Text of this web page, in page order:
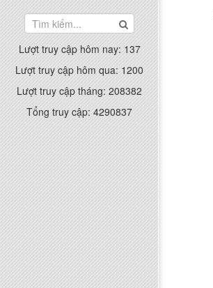
Lượt truy cập hôm nay: 137
Lượt truy cập hôm qua: 1200
Lượt truy cập tháng: 208382
Tổng truy cập: 4290837